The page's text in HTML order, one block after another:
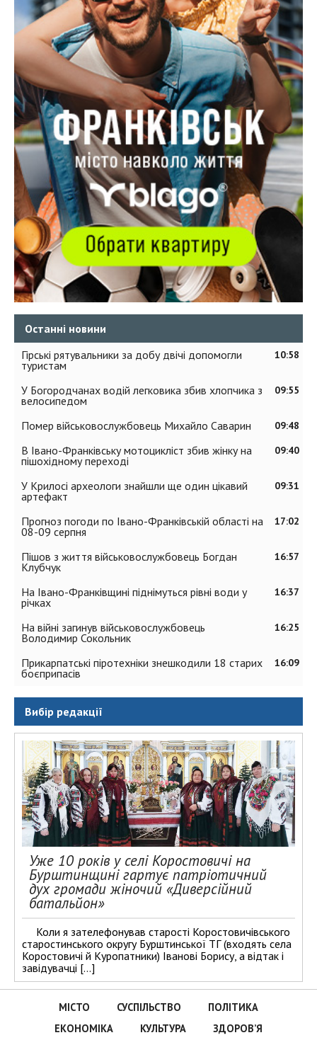
Останні новини
10:58
Гірські рятувальники за добу двічі допомогли
туристам
09:55
У Богородчанах водій легковика збив хлопчика з
велосипедом
09:48
Помер військовослужбовець Михайло Саварин
09:40
В Івано-Франківську мотоцикліст збив жінку на
пішохідному переході
09:31
У Крилосі археологи знайшли ще один цікавий
артефакт
17:02
Прогноз погоди по Івано-Франківській області на
08-09 серпня
16:57
Пішов з життя військовослужбовець Богдан
Клубчук
16:37
На Івано-Франківщині піднімуться рівні води у
річках
16:25
На війні загинув військовослужбовець
Володимир Сокольник
16:09
Прикарпатські піротехніки знешкодили 18 старих
боєприпасів
Вибір редакції
Уже 10 років у селі Коростовичі на
Бурштинщині гартує патріотичний
дух громади жіночий «Диверсійний
батальйон»
Коли я зателефонував старості Коростовичівського
старостинського округу Бурштинської ТГ (входять села
Коростовичі й Куропатники) Іванові Борису, а відтак і
завідувачці […]
МІСТО СУСПІЛЬСТВО
ПОЛІТИКА
ЕКОНОМІКА
КУЛЬТУРА ЗДОРОВ’Я